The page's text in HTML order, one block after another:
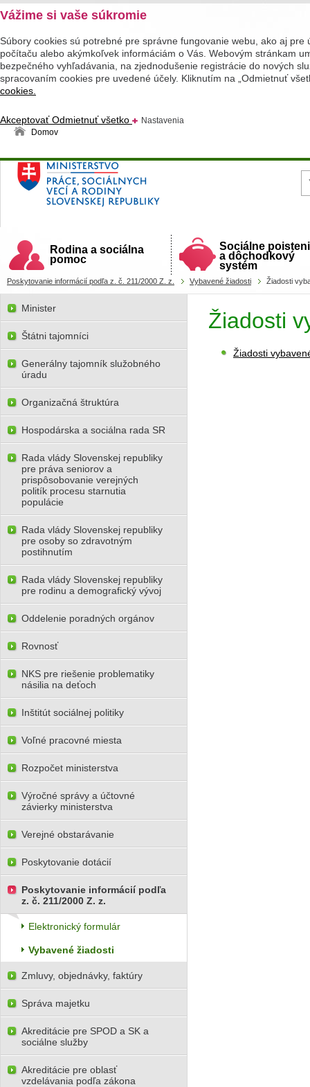
Vážime si vaše súkromie
Súbory cookies sú potrebné pre správne fungovanie webu, ako aj
počítaču alebo akýmkoľvek informáciám o Vás. Webovým stránkam
bezpečného vyhľadávania, na zjednodušenie registrácie do nových
spracovaním cookies pre uvedené účely. Kliknutím na „Odmietnuť
cookies.
AkceptovaťOdmietnuť všetko
Nastavenia
Domov
Ministerstvo práce, sociálnych vecí a rodiny
Slovenskej republiky
Rodina a sociálna
pomoc
Sociálne
a dôchodkový
systém
Poskytovanie informácií podľa z. č. 211/2000 Z. z. Vybavené žiadosti Žiadosti
Žiadosti
Žiadosti
Minister
Štátni tajomníci
Generálny tajomník služobného
úradu
Organizačná štruktúra
Hospodárska a sociálna rada SR
Rada vlády Slovenskej republiky
pre práva seniorov a
prispôsobovanie verejných
politík procesu starnutia
populácie
Rada vlády Slovenskej republiky
pre osoby so zdravotným
postihnutím
Rada vlády Slovenskej republiky
pre rodinu a demografický vývoj
Oddelenie poradných orgánov
Rovnosť
NKS pre riešenie problematiky
násilia na deťoch
Inštitút sociálnej politiky
Voľné pracovné miesta
Rozpočet ministerstva
Výročné správy a účtovné
závierky ministerstva
Verejné obstarávanie
Poskytovanie dotácií
Poskytovanie informácií podľa
z. č. 211/2000 Z. z.
Elektronický formulár
Vybavené žiadosti
Zmluvy, objednávky, faktúry
Správa majetku
Akreditácie pre SPOD a SK a
sociálne služby
Akreditácie pre oblasť
vzdelávania podľa zákona